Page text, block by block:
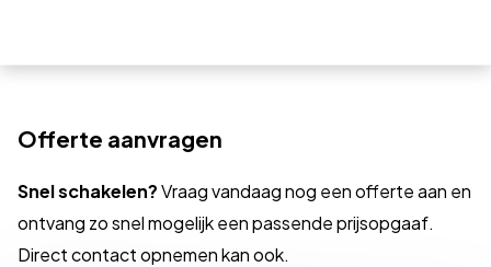
Offerte aanvragen
Snel schakelen?Vraag vandaag nog een offerte aan en
ontvang zo snel mogelijk een passende prijsopgaaf.
Direct contact opnemen kan ook.